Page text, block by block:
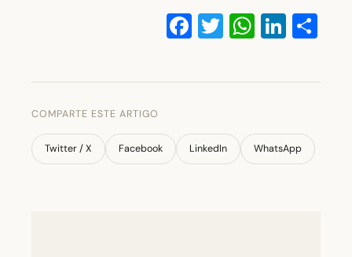
Facebook
Twitter
COMPARTE ESTE ARTIGO
Twitter / X Facebook LinkedIn WhatsApp